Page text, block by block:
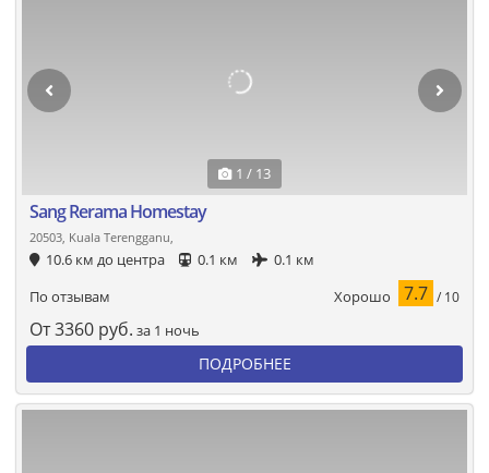
1 / 13
Sang Rerama Homestay
20503, Kuala Terengganu,
10.6 км до центра 0.1 км
0.1 км
По отзывам
Хорошо 7.7 / 10
От3360 руб. за 1 ночь
ПОДРОБНЕЕ